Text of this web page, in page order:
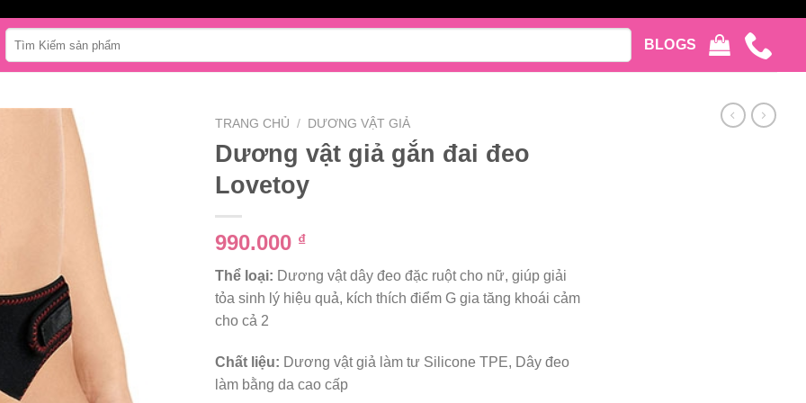
Tìm
kiếm:
BLOGS
TRANG CHỦ / DƯƠNG VẬT GIẢ
Dương vật giả gắn đai đeo
Lovetoy
990.000 ₫
Thể loại: Dương vật dây đeo đặc ruột cho nữ, giúp giải
tỏa sinh lý hiệu quả, kích thích điểm G gia tăng khoái cảm
cho cả 2
Chất liệu: Dương vật giả làm tư Silicone TPE, Dây đeo
làm bằng da cao cấp